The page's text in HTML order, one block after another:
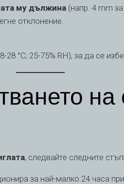
му дължина (напр. 4 mm
отклонение.
°C; 25-75% RH), за да се
на
, следвайте следните
за най-малко 24 часа